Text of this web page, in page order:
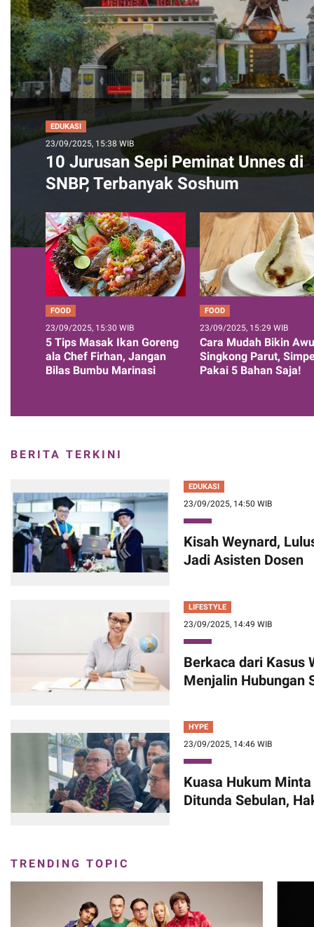
EDUKASI
23/09/2025, 15:38 WIB
10 Jurusan Sepi Peminat Unnes di
SNBP, Terbanyak Soshum
FOOD
23/09/2025, 15:30 WIB
5 Tips Masak Ikan Goreng
ala Chef Firhan, Jangan
Bilas Bumbu Marinasi
FOOD
23/09/2025, 15:29 WIB
Cara Mudah Bikin
Singkong Parut,
Pakai 5 Bahan Saja!
BERITA TERKINI
EDUKASI
23/09/2025, 14:50 WIB
Kisah Weynard,
Jadi Asisten Dosen
LIFESTYLE
23/09/2025, 14:49 WIB
Berkaca dari Kasus
Menjalin Hubungan
HYPE
23/09/2025, 14:46 WIB
Kuasa Hukum
Ditunda Sebulan,
TRENDING TOPIC